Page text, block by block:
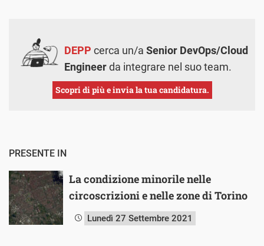
DEPP cerca un/a Senior DevOps/Cloud
Engineerda integrare nel suo team.
Scopri di più e invia la tua candidatura.
PRESENTE IN
La condizione minorile nelle
circoscrizioni e nelle zone di Torino
Lunedì 27 Settembre 2021